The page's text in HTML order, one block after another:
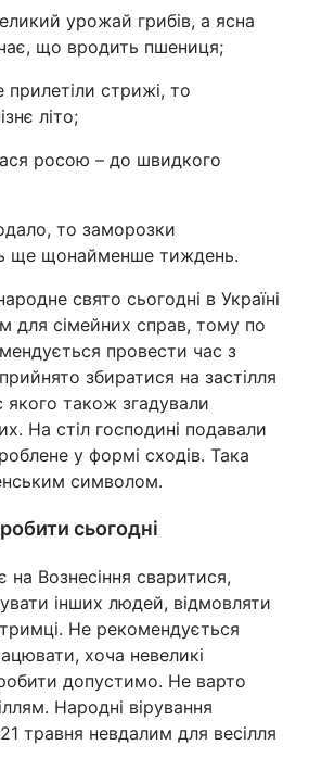
урожай грибів, а ясна
що вродить пшениця;
прилетіли стрижі, то
літо;
росою – до швидкого
то заморозки
ще щонайменше тиждень.
свято сьогодні в Україні
для сімейних справ, тому по
провести час з
збиратися на застілля
якого також згадували
На стіл господині подавали
у формі сходів. Така
символом.
сьогодні
на Вознесіння сваритися,
інших людей, відмовляти
Не рекомендується
хоча невеликі
допустимо. Не варто
Народні вірування
травня невдалим для весілля